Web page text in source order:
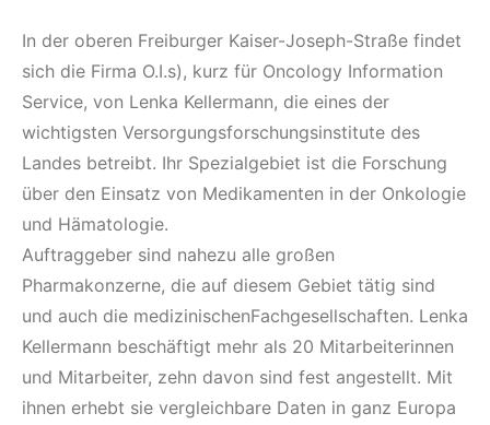
In der oberen Freiburger Kaiser-Joseph-Straße findet
sich die Firma O.I.s), kurz für Oncology Information
Service, von Lenka Kellermann, die eines der
wichtigsten Versorgungsforschungsinstitute des
Landes betreibt. Ihr Spezialgebiet ist die Forschung
über den Einsatz von Medikamenten in der Onkologie
und Hämatologie.
Auftraggeber sind nahezu alle großen
Pharmakonzerne, die auf diesem Gebiet tätig sind
und auch die medizinischenFachgesellschaften. Lenka
Kellermann beschäftigt mehr als 20 Mitarbeiterinnen
und Mitarbeiter, zehn davon sind fest angestellt. Mit
ihnen erhebt sie vergleichbare Daten in ganz Europa